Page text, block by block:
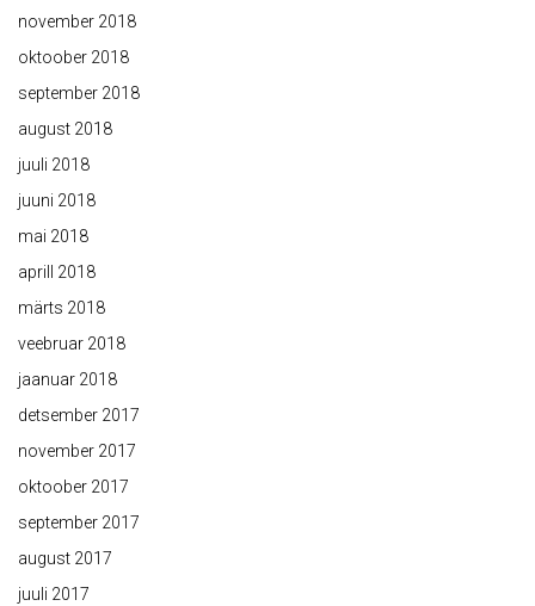
november 2018
oktoober 2018
september 2018
august 2018
juuli 2018
juuni 2018
mai 2018
aprill 2018
märts 2018
veebruar 2018
jaanuar 2018
detsember 2017
november 2017
oktoober 2017
september 2017
august 2017
juuli 2017